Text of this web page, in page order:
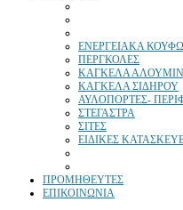
ΕΝΕΡΓΕΙΑΚΑ
ΠΕΡΓΚΟΛΕΣ
ΚΑΓΚΕΛΑ
ΚΑΓΚΕΛΑ ΣΙΔΗΡΟΥ
ΑΥΛΟΠΟΡΤΕΣ-
ΣΤΕΓΑΣΤΡΑ
ΣΙΤΕΣ
ΕΙΔΙΚΕΣ
ΠΡΟΜΗΘΕΥΤΕΣ
ΕΠΙΚΟΙΝΩΝΙΑ